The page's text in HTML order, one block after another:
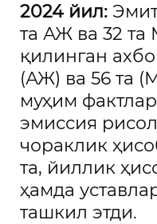
2024 йил:
та АЖ ва 32
қилинган
(АЖ) ва 56 та
муҳим
эмиссия
чораклик
та, йиллик
ҳамда
ташкил этди.